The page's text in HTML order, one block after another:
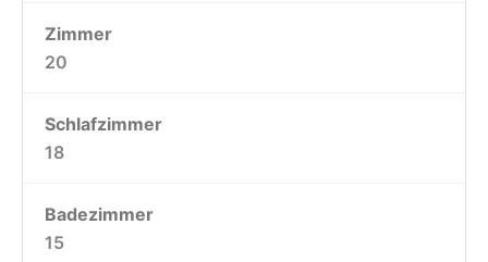
Zimmer
20
Schlafzimmer
18
Badezimmer
15